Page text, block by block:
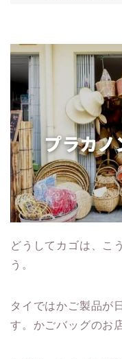
どうしてカゴは、こ
う。
タイではかご製品が
す。かごバッグのお